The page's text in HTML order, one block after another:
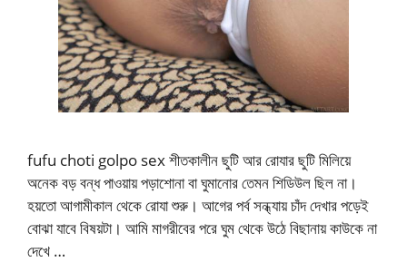
fufu choti golpo sex শীতকালীন ছুটি আর রোযার ছুটি মিলিয়ে
অনেক বড় বন্ধ পাওয়ায় পড়াশোনা বা ঘুমানোর তেমন শিডিউল ছিল না।
হয়তো আগামীকাল থেকে রোযা শুরু। আগের পর্ব সন্ধ্যায় চাঁদ দেখার পড়েই
বোঝা যাবে বিষয়টা। আমি মাগরীবের পরে ঘুম থেকে উঠে বিছানায় কাউকে না
দেখে …